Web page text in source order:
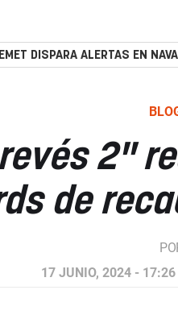
DISPARA ALERTAS EN
2"
de
17 JUNIO, 2024 - 17:26